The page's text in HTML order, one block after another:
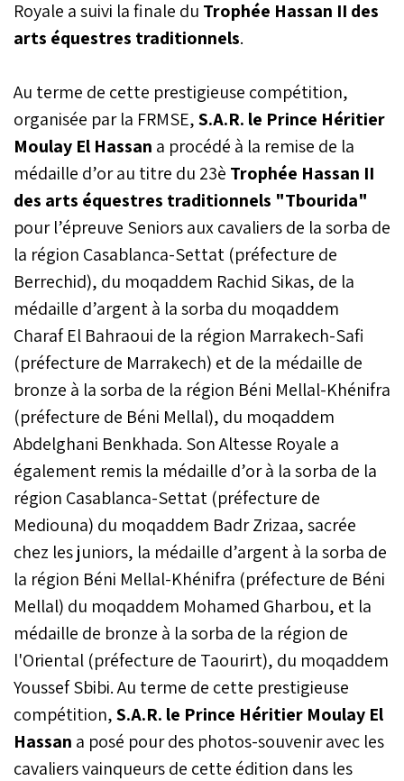
Royale a suivi la finale du Trophée Hassan II des
arts équestres traditionnels.
Au terme de cette prestigieuse compétition,
organisée par la FRMSE,S.A.R. le Prince Héritier
Moulay El Hassan a procédé à la remise de la
médaille d’or au titre du 23è Trophée Hassan II
des arts équestres traditionnels "Tbourida"
pour l’épreuve Seniors aux cavaliers de la sorba de
la région Casablanca-Settat (préfecture de
Berrechid), du moqaddem Rachid Sikas, de la
médaille d’argent à la sorba du moqaddem
Charaf El Bahraoui de la région Marrakech-Safi
(préfecture de Marrakech) et de la médaille de
bronze à la sorba de la région Béni Mellal-Khénifra
(préfecture de Béni Mellal), du moqaddem
Abdelghani Benkhada. Son Altesse Royale a
également remis la médaille d’or à la sorba de la
région Casablanca-Settat (préfecture de
Mediouna) du moqaddem Badr Zrizaa, sacrée
chez les juniors, la médaille d’argent à la sorba de
la région Béni Mellal-Khénifra (préfecture de Béni
Mellal) du moqaddem Mohamed Gharbou, et la
médaille de bronze à la sorba de la région de
l'Oriental (préfecture de Taourirt), du moqaddem
Youssef Sbibi. Au terme de cette prestigieuse
compétition,S.A.R. le Prince Héritier Moulay El
Hassan a posé pour des photos-souvenir avec les
cavaliers vainqueurs de cette édition dans les